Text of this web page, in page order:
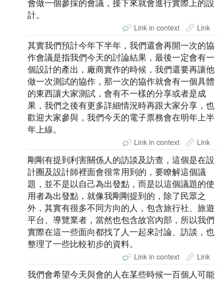
會做一個參採的會議，接下來就會進行實際上的設
計。
Link in context Link
其實我們預計今年下半年，我們還會再開一次的協
作會議是指我們今天的討論結果，最後一定會有一
個設計的產出，廠商實作的時候，我們還要再讓他
做一次測試的協作，那一次的協作就會有一個具體
的東西讓大家測試，會有不一樣的分享或者是成
果，我們之後有更多詳細情況時再跟大家分享，也
歡迎大家參與，我們今天的電子票務會在明年上半
年上線。
Link in context Link
剛剛有提到利害關係人的訪談及訪查，這個是在設
計圈及設計師裡面會很常用到的，要瞭解這個議
題，並不是以自己為出發點，而是以這個議題的使
用者為出發點，就像我剛剛提到的，除了民眾之
外，其實有很多不同方向的人，包含旅行社、旅遊
平台、導覽業者，當然也包含故宮內部，所以我們
實際在這一些面向都找了人一起來討論、訪談，也
整理了一些比較初步的資料。
Link in context Link
我們會希望今天與會的人在某些時候一百個人可能